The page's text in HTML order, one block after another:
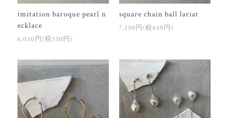
imitation baroque pearl n
ecklace
6,050円(税550円)
square chain ball lariat
7,150円(税650円)